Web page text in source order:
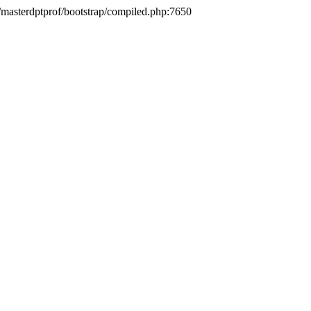
bootstrap/compiled.php:7650